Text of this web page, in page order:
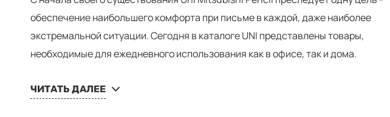
обеспечение наибольшего комфорта при письме в каждой, даже наиболее
экстремальной ситуации. Сегодня в каталоге UNI представлены товары,
необходимые для ежедневного использования как в офисе, так и дома.
ЧИТАТЬ ДАЛЕЕ